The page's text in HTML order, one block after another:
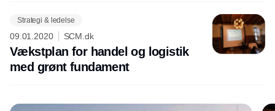
Strategi & ledelse
09.01.2020 SCM.dk
Vækstplan for handel og logistik
med grønt fundament